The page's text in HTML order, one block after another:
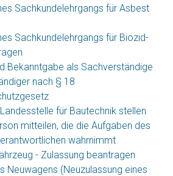
Sachkundelehrgangs für Asbest
Sachkundelehrgangs für Biozid-
Bekanntgabe als Sachverständige
nach § 18
für Bautechnik stellen
mitteilen, die die Aufgaben des
wahrnimmt
- Zulassung beantragen
Neuwagens (Neuzulassung eines